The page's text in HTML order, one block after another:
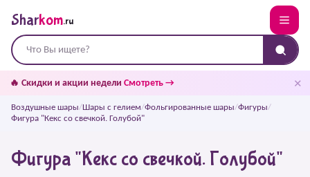
Sharkom.ru
🔥 Скидки и акции недели Смотреть → ✕
Воздушные шары/Шары с гелием/Фольгированные шары/Фигуры/
Фигура "Кекс со свечкой. Голубой"
Фигура "Кекс со свечкой. Голубой"